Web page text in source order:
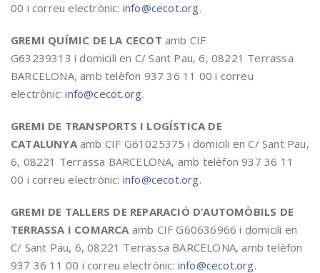
00 i correu electrònic: info@cecot.org.
GREMI QUÍMIC DE LA CECOT amb CIF
G63239313 i domicili en C/ Sant Pau, 6, 08221 Terrassa
BARCELONA, amb telèfon 937 36 11 00 i correu
electrònic:info@cecot.org.
GREMI DE TRANSPORTS I LOGÍSTICA DE
CATALUNYAamb CIF G61025375 i domicili en C/ Sant Pau,
6, 08221 Terrassa BARCELONA, amb telèfon 937 36 11
00 i correu electrònic: info@cecot.org.
GREMI DE TALLERS DE REPARACIÓ D’AUTOMÒBILS DE
TERRASSA I COMARCA amb CIF G60636966 i domicili en
C/ Sant Pau, 6, 08221 Terrassa BARCELONA, amb telèfon
937 36 11 00 i correu electrònic: info@cecot.org.